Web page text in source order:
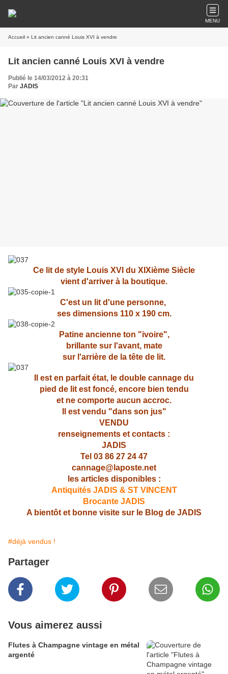
MENU
Accueil » Lit ancien canné Louis XVI à vendre
Lit ancien canné Louis XVI à vendre
Publié le 14/03/2012 à 20:31
Par JADIS
Ce lit de style Louis XVI du XIXième Siècle
vient d'arriver à la boutique.
C'est un lit d'une personne,
ses dimensions 110 x 190 cm.
Patine ancienne ton "ivoire",
brillante sur l'avant, mate
sur l'arrière de la tête de lit.
Il est en parfait état, le double cannage du
pied de lit est foncé, encore bien tendu
et ne comporte aucun accroc.
Il est vendu "dans son jus"
VENDU
renseignements et contacts :
JADIS
Tel 03 86 27 24 47
cannage@laposte.net
les articles disponibles :
Antiquités JADIS & ST VINCENT
Brocante JADIS
A bientôt et bonne visite sur le Blog de JADIS
#déjà vendus !
Partager
Vous aimerez aussi
Flutes à Champagne vintage en métal
argenté